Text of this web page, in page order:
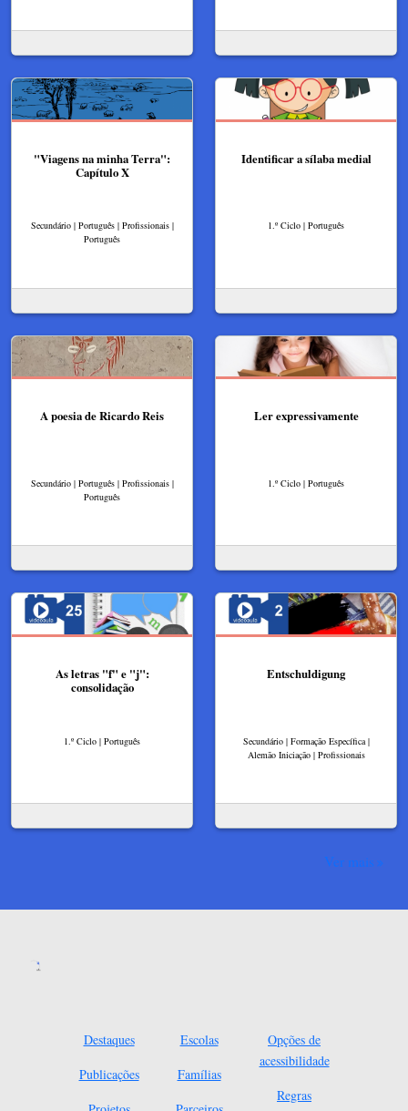
"Viagens na minha Terra":
Capítulo X
Secundário | Português | Profissionais |
Português
Identificar a sílaba medial
1.º Ciclo | Português
A poesia de Ricardo Reis
Secundário | Português | Profissionais |
Português
Ler expressivamente
1.º Ciclo | Português
As letras "f" e "j":
consolidação
1.º Ciclo | Português
Entschuldigung
Secundário | Formação Específica |
Alemão Iniciação | Profissionais
Ver mais
Destaques
Publicações
Escolas
Famílias
Opções de
acessibilidade
Regras